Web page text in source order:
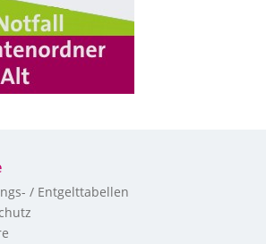
/ Entgelttabellen